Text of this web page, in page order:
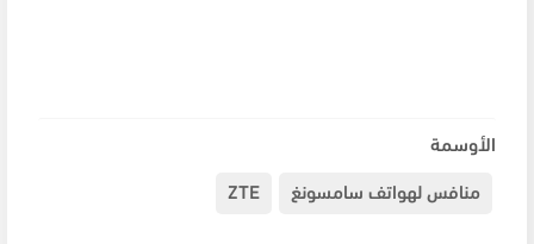
الأوسمة
منافس لهواتف سامسونغ
ZTE